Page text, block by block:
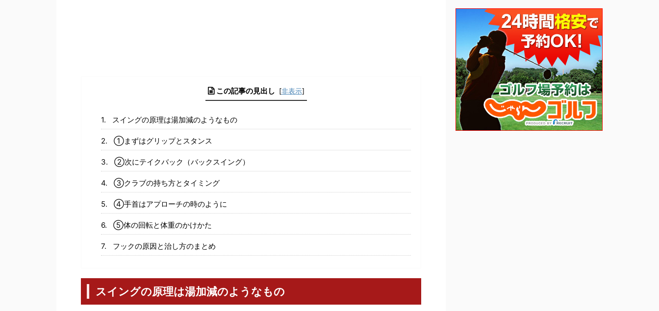
この記事の見出し [非表示]
スイングの原理は湯加減のようなもの
①まずはグリップとスタンス
②次にテイクバック（バックスイング）
③クラブの持ち方とタイミング
④手首はアプローチの時のように
⑤体の回転と体重のかけかた
フックの原因と治し方のまとめ
スイングの原理は湯加減のようなもの